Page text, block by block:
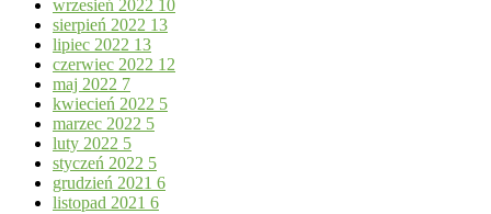
wrzesień 2022 10
sierpień 2022 13
lipiec 2022 13
czerwiec 2022 12
maj 2022 7
kwiecień 2022 5
marzec 2022 5
luty 2022 5
styczeń 2022 5
grudzień 2021 6
listopad 2021 6